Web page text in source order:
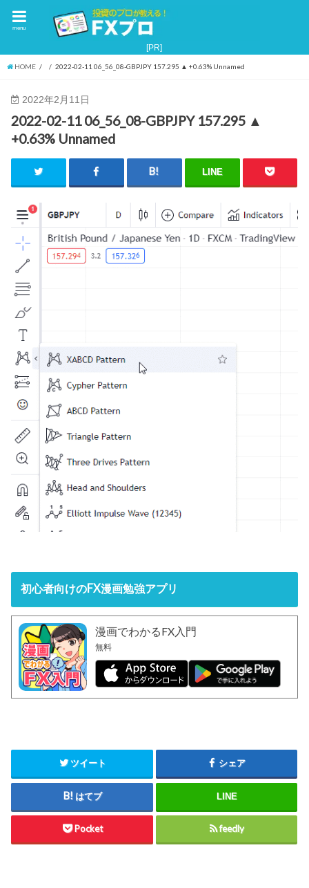
menu
HOME 2022-02-11 06_56_08-GBPJPY 157.295 ▲ +0.63% Unnamed
2022年2月11日
2022-02-11 06_56_08-GBPJPY 157.295 ▲
+0.63% Unnamed
LINE
初心者向けのFX漫画勉強アプリ
漫画でわかるFX入門
無料
ツイート シェア
はてブ LINE
Pocket feedly